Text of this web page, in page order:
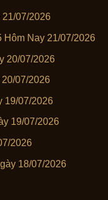
07/2026
Nay 21/07/2026
20/07/2026
07/2026
19/07/2026
19/07/2026
2026
18/07/2026